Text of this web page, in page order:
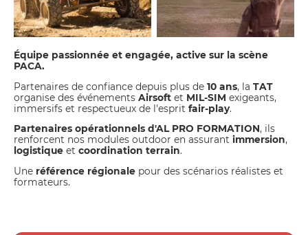
Équipe passionnée et engagée, active sur la scène
PACA.
Partenaires de confiance depuis plus de 10 ans, la TAT
organise des événements Airsoft et MIL-SIM exigeants,
immersifs et respectueux de l'esprit fair-play.
Partenaires opérationnels d'AL PRO FORMATION, ils
renforcent nos modules outdoor en assurant immersion,
logistique et coordination terrain.
Une référence régionale pour des scénarios réalistes et
formateurs.